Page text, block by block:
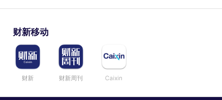
财新移动
财新 财新周刊 Caixin